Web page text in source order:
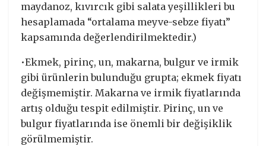
maydanoz, kıvırcık gibi salata yeşillikleri bu
hesaplamada “ortalama meyve-sebze fiyatı”
kapsamında değerlendirilmektedir.)
•Ekmek, pirinç, un, makarna, bulgur ve irmik
gibi ürünlerin bulunduğu grupta; ekmek fiyatı
değişmemiştir. Makarna ve irmik fiyatlarında
artış olduğu tespit edilmiştir. Pirinç, un ve
bulgur fiyatlarında ise önemli bir değişiklik
görülmemiştir.